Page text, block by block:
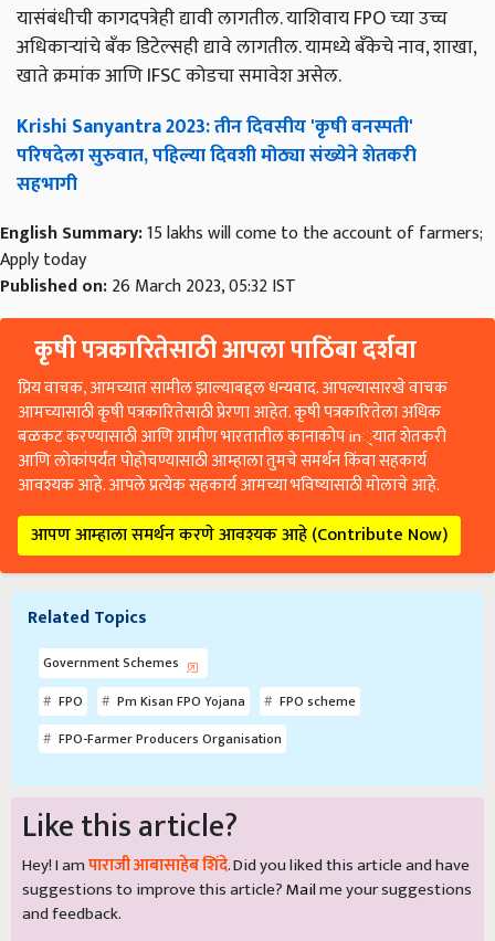
यासंबंधीची कागदपत्रेही द्यावी लागतील. याशिवाय FPO च्या उच्च
अधिकाऱ्यांचे बँक डिटेल्सही द्यावे लागतील. यामध्ये बँकेचे नाव, शाखा,
खाते क्रमांक आणि IFSC कोडचा समावेश असेल.
Krishi Sanyantra 2023: तीन दिवसीय 'कृषी वनस्पती'
परिषदेला सुरुवात, पहिल्या दिवशी मोठ्या संख्येने शेतकरी
सहभागी
English Summary:15 lakhs will come to the account of farmers;
Apply today
Published on:26 March 2023, 05:32 IST
कृषी पत्रकारितेसाठी आपला पाठिंबा दर्शवा
प्रिय वाचक, आमच्यात सामील झाल्याबद्दल धन्यवाद. आपल्यासारखे वाचक
आमच्यासाठी कृषी पत्रकारितेसाठी प्रेरणा आहेत. कृषी पत्रकारितेला अधिक
बळकट करण्यासाठी आणि ग्रामीण भारतातील कानाकोप in्यात शेतकरी
आणि लोकांपर्यंत पोहोचण्यासाठी आम्हाला तुमचे समर्थन किंवा सहकार्य
आवश्यक आहे. आपले प्रत्येक सहकार्य आमच्या भविष्यासाठी मोलाचे आहे.
आपण आम्हाला समर्थन करणे आवश्यक आहे (Contribute Now)
Related Topics
Government Schemes
FPO
Pm Kisan FPO Yojana
FPO scheme
FPO-Farmer Producers Organisation
Like this article?
Hey! I amपाराजी आबासाहेब शिंदे. Did you liked this article and have
suggestions to improve this article?Mailme your suggestions
and feedback.